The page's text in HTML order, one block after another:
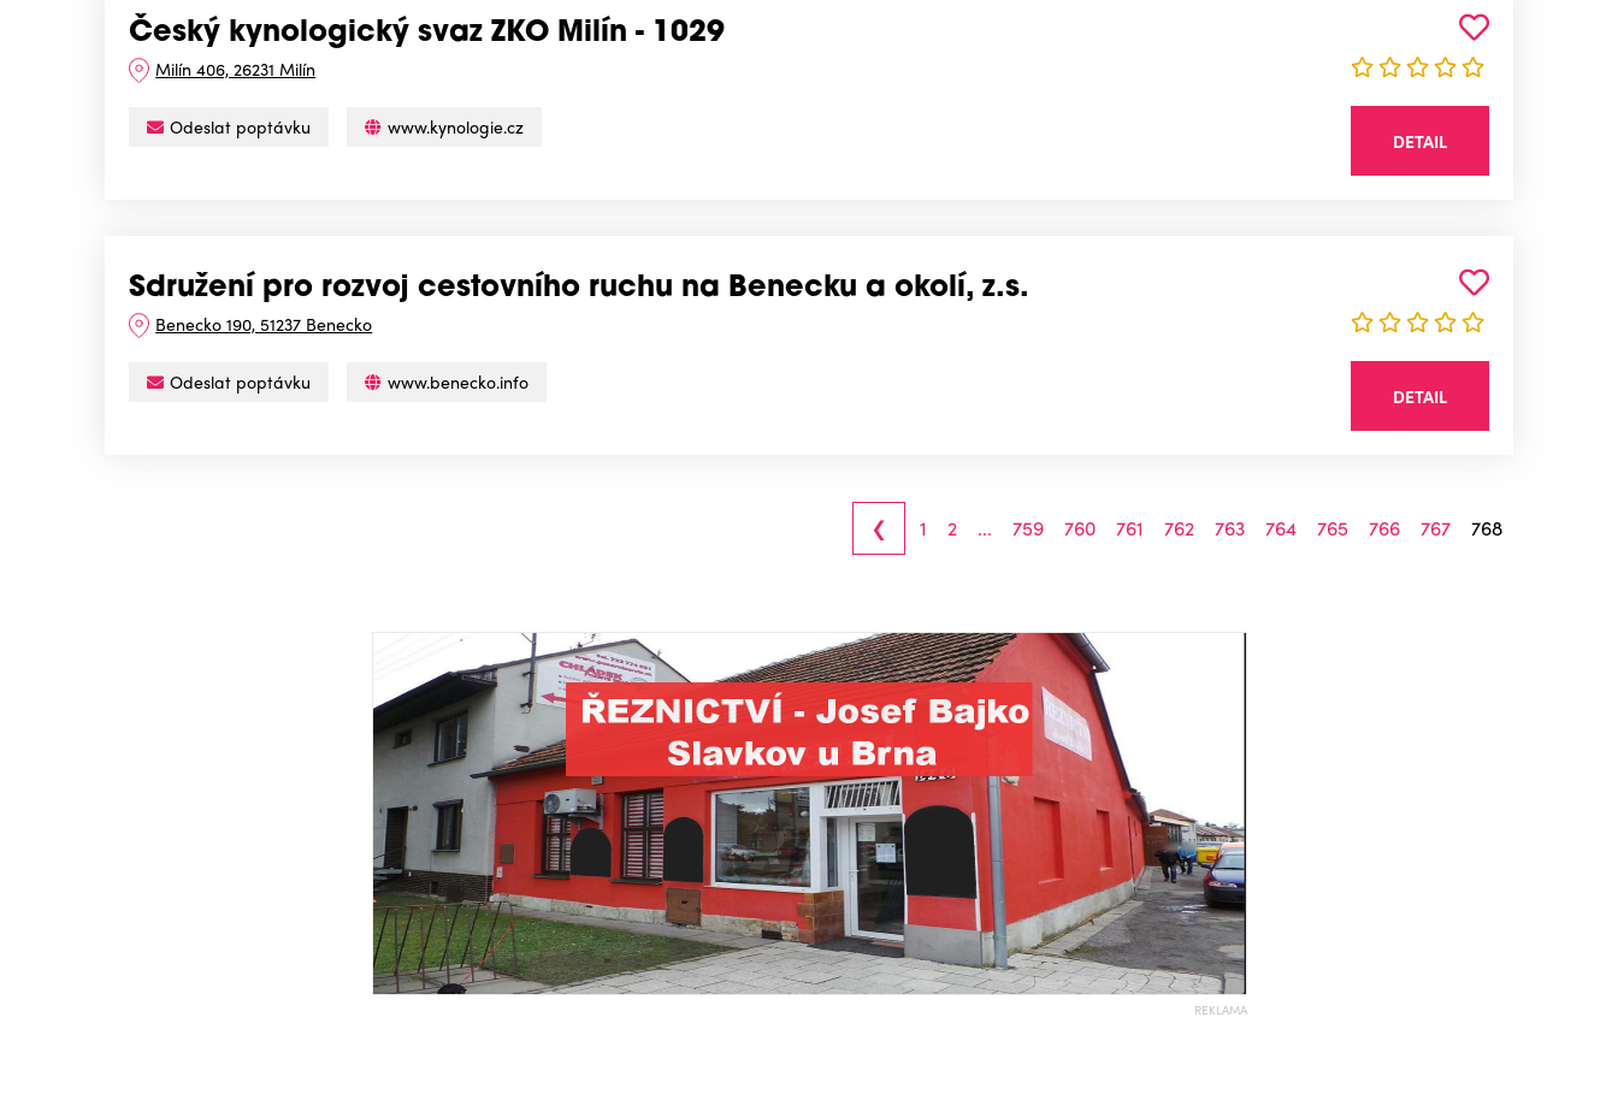
Český kynologický svaz ZKO Milín - 1029
Milín 406, 26231 Milín
Odeslat poptávku www.kynologie.cz
DETAIL
Sdružení pro rozvoj cestovního ruchu na Benecku a okolí, z.s.
Benecko 190, 51237 Benecko
Odeslat poptávku www.benecko.info
DETAIL
‹ 1 2 ... 759 760 761 762 763 764 765 766 767 768
REKLAMA